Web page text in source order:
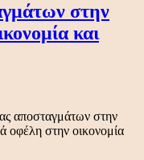
στην
και
αποσταγμάτων στην
οφέλη στην οικονομία